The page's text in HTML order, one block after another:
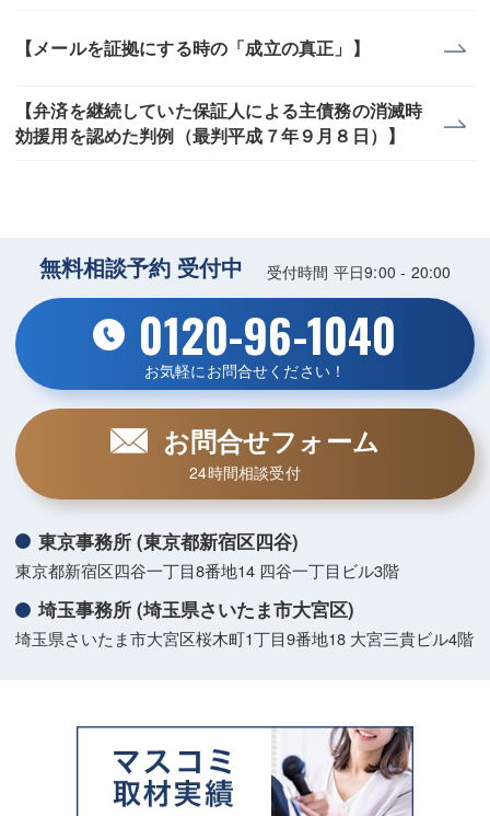
【メールを証拠にする時の「成立の真正」】
【弁済を継続していた保証人による主債務の消滅時
効援用を認めた判例（最判平成７年９月８日）】
無料相談予約 受付中 受付時間 平日9:00 - 20:00
0120-96-1040
お気軽にお問合せください！
お問合せフォーム
24時間相談受付
東京事務所 (東京都新宿区四谷)
東京都新宿区四谷一丁目8番地14 四谷一丁目ビル3階
埼玉事務所 (埼玉県さいたま市大宮区)
埼玉県さいたま市大宮区桜木町1丁目9番地18 大宮三貴ビル4階